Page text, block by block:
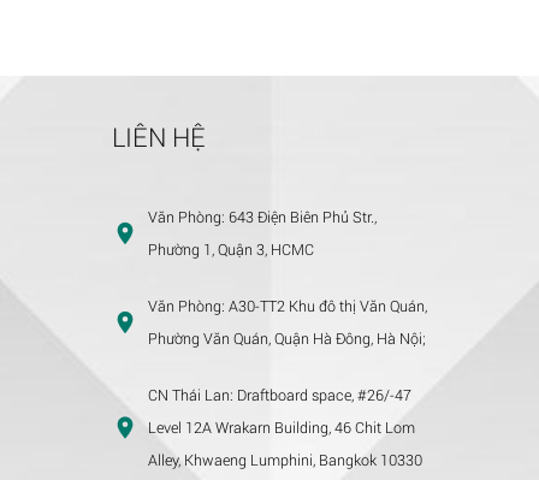
LIÊN HỆ
Văn Phòng: 643 Điện Biên Phủ Str.,
Phường 1, Quận 3, HCMC
Văn Phòng: A30-TT2 Khu đô thị Văn Quán,
Phường Văn Quán, Quận Hà Đông, Hà Nội;
CN Thái Lan: Draftboard space, #26/-47
Level 12A Wrakarn Building, 46 Chit Lom
Alley, Khwaeng Lumphini, Bangkok 10330